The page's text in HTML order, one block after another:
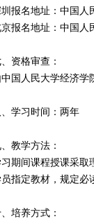
报名地址：中国人
报名地址：中国人
资格审查：
国人民大学经济学
学习时间：两年
教学方法：
期间课程授课采取
指定教材，规定必
培养方式：